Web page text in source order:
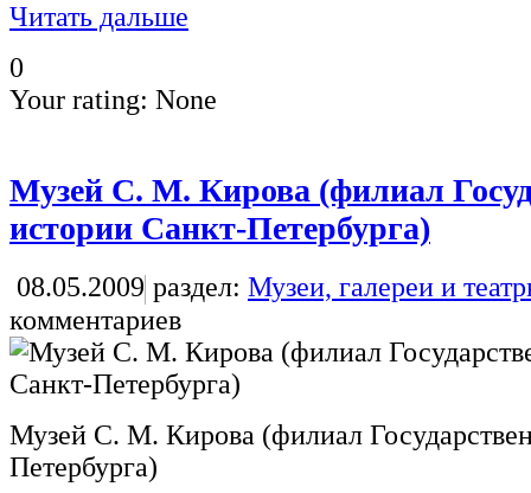
Читать дальше
0
Your rating: None
Музей С. М. Кирова (филиал
истории Санкт-Петербурга)
08.05.2009 раздел: Музеи, галереи и
комментариев
Музей С. М. Кирова (филиал
Петербурга)